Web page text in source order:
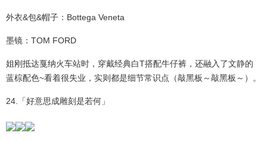
外衣&包&帽子：Bottega Veneta
墨镜：TOM FORD
姐刚抵达戛纳火车站时，穿戴经典白T搭配牛仔裤，还融入了文静的
蓝棕配色~看着很失业，实则都是细节常识点（敲黑板～敲黑板～）。
24.「好意思成雕刻是若何」